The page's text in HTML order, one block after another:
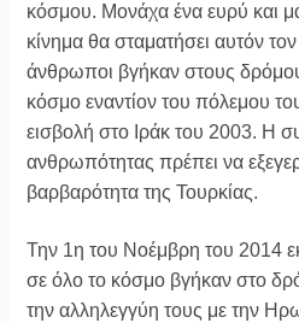
κόσμου. Μονάχα ένα ευρύ και
κίνημα θα σταματήσει αυτόν
άνθρωποι βγήκαν στους
κόσμο εναντίον του πόλεμου
εισβολή στο Ιράκ του 2003. Η
ανθρωπότητας πρέπει να
βαρβαρότητα της Τουρκίας.
Την 1η του Νοέμβρη του 2014
σε όλο το κόσμο βγήκαν στο
την αλληλεγγύη τους με την